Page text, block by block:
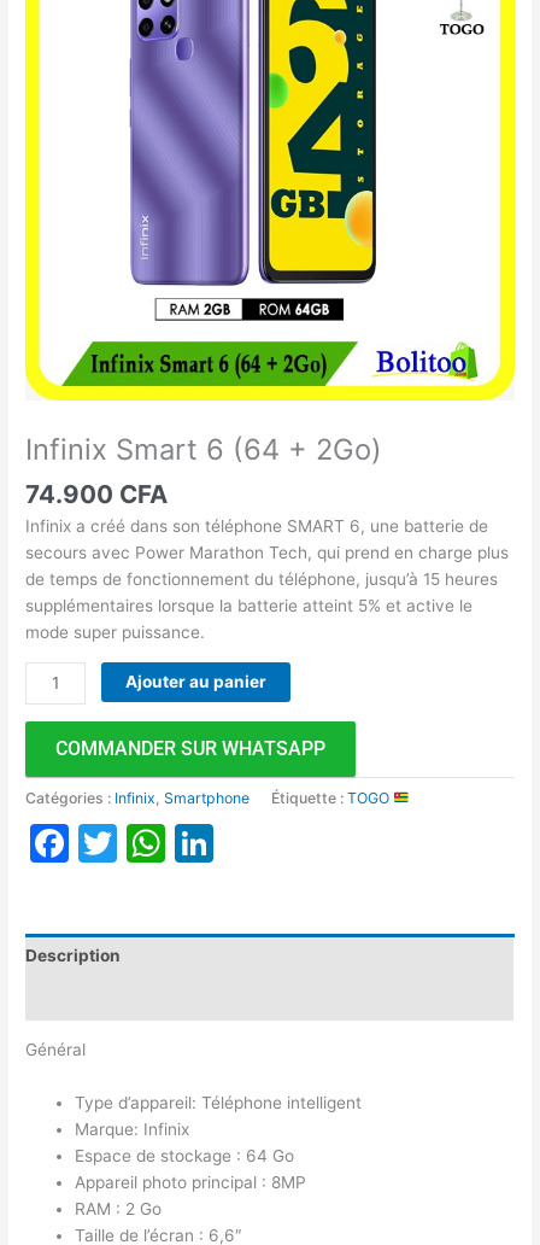
Infinix Smart 6 (64 + 2Go)
74.900 CFA
Infinix a créé dans son téléphone SMART 6, une batterie de
secours avec Power Marathon Tech, qui prend en charge plus
de temps de fonctionnement du téléphone, jusqu’à 15 heures
supplémentaires lorsque la batterie atteint 5% et active le
mode super puissance.
Ajouter au panier
COMMANDER SUR WHATSAPP
Catégories : Infinix ,Smartphone Étiquette :TOGO
Facebook
TwitterWhatsApp
Description
Général
Type d’appareil: Téléphone intelligent
Marque: Infinix
Espace de stockage : 64 Go
Appareil photo principal : 8MP
RAM : 2 Go
Taille de l’écran : 6,6″